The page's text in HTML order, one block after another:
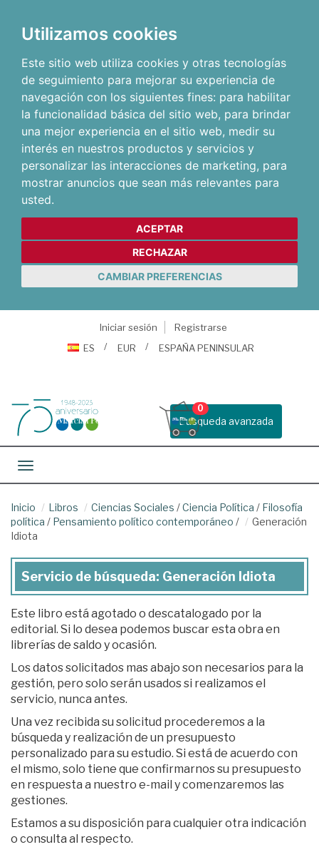
Utilizamos cookies
Este sitio web utiliza cookies y otras tecnologías
de seguimiento para mejorar su experiencia de
navegación con los siguientes fines: para habilitar
la funcionalidad básica del sitio web, para brindar
una mejor experiencia en el sitio web, medir su
interés en nuestros productos y servicios y
personalizar las interacciones de marketing, para
mostrar anuncios que sean más relevantes para
usted.
ACEPTAR
RECHAZAR
CAMBIAR PREFERENCIAS
Iniciar sesión
Registrarse
ES
EUR ESPAÑA PENINSULAR
Busqueda avanzada
0
Toggle navigation
Inicio Libros Ciencias Sociales /Ciencia Política / Filosofía
política / Pensamiento político contemporáneo /
Generación
Idiota
Servicio de búsqueda: Generación Idiota
Este libro está agotado o descatalogado por la
editorial. Si lo desea podemos buscar esta obra en
librerías de saldo y ocasión.
Los datos solicitados mas abajo son necesarios para la
gestión, pero solo serán usados si realizamos el
servicio, nunca antes.
Una vez recibida su solicitud procederemos a la
búsqueda y realización de un presupuesto
personalizado para su estudio. Si está de acuerdo con
el mismo, solo tiene que confirmarnos su presupuesto
en respuesta a nuestro e-mail y comenzaremos las
gestiones.
Estamos a su disposición para cualquier otra indicación
o consulta al respecto.